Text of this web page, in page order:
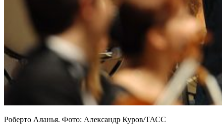
Роберто Аланья. Фото: Александр Куров/ТАСС